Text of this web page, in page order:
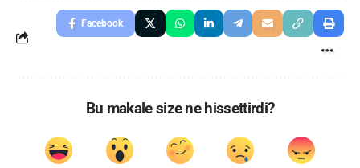
Facebook
Bu makale size ne hissettirdi?